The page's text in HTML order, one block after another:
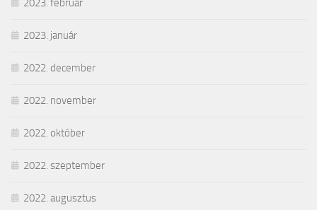
2023. február
2023. január
2022. december
2022. november
2022. október
2022. szeptember
2022. augusztus